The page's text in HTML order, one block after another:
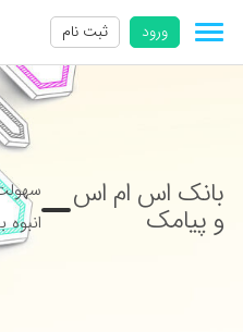
ورود ثبت نام
بانک اس ام اس
و پیامک